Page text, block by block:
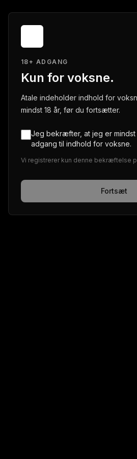
18+ ADGANG
Kun for voksne.
Atale indeholder indhold for
mindst 18 år, før du fortsætter.
Jeg bekræfter, at jeg er mindst
adgang til indhold for voksne.
Vi registrerer kun denne bekræftelse
Fortsæt